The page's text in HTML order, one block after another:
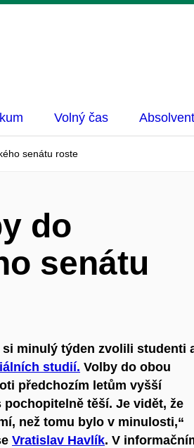
Volný čas
senátu roste
do
senátu
si minulý týden zvolili studenti
studií. Volby do obou
předchozím letům vyšší
pochopitelně těší. Je vidět, že
í, než tomu bylo v minulosti,“
Vratislav Havlík. V